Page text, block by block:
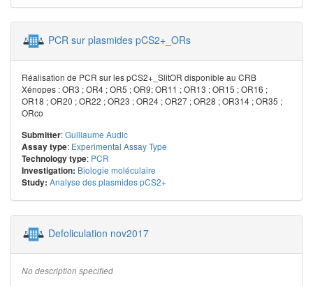
PCR sur plasmides pCS2+_ORs
Réalisation de PCR sur les pCS2+_SlitOR disponible au CRB
Xénopes : OR3 ; OR4 ; OR5 ; OR9; OR11 ; OR13 ; OR15 ; OR16 ;
OR18 ; OR20 ; OR22 ; OR23 ; OR24 ; OR27 ; OR28 ; OR314 ; OR35 ;
ORco
Submitter:Guillaume Audic
Assay type: Experimental Assay Type
Technology type: PCR
Investigation: Biologie moléculaire
Study: Analyse des plasmides pCS2+
Defoliculation nov2017
No description specified